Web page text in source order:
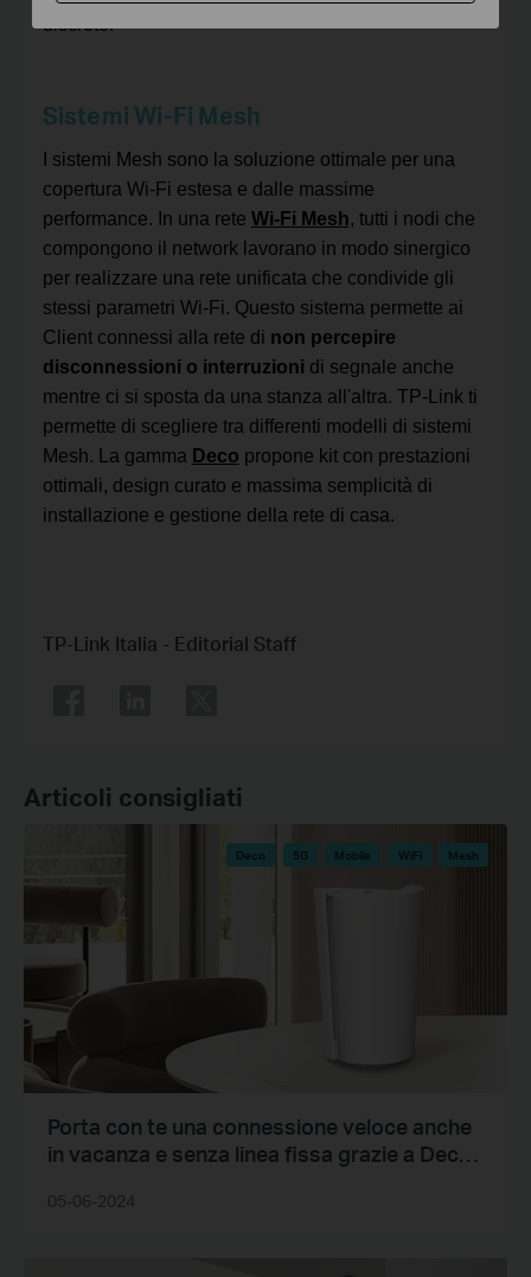
discreto.
Sistemi Wi-Fi Mesh
I sistemi Mesh sono la soluzione ottimale per una
copertura Wi-Fi estesa e dalle massime
performance. In una rete Wi-Fi Mesh, tutti i nodi che
compongono il network lavorano in modo sinergico
per realizzare una rete unificata che condivide gli
stessi parametri Wi-Fi. Questo sistema permette ai
Client connessi alla rete di non percepire
disconnessioni o interruzioni di segnale anche
mentre ci si sposta da una stanza all'altra. TP-Link ti
permette di scegliere tra differenti modelli di sistemi
Mesh. La gamma Deco propone kit con prestazioni
ottimali, design curato e massima semplicità di
installazione e gestione della rete di casa.
TP-Link Italia - Editorial Staff
Articoli consigliati
Deco 5G Mobile WiFi Mesh
Porta con te una connessione veloce anche
in vacanza e senza linea fissa grazie a Deco
05-06-2024